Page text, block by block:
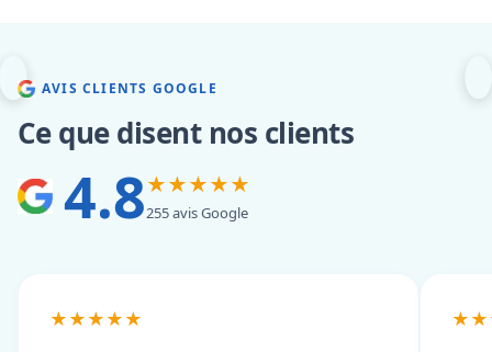
AVIS CLIENTS GOOGLE
Ce que disent nos clients
4.8★★★★★
255 avis Google
★★★★★